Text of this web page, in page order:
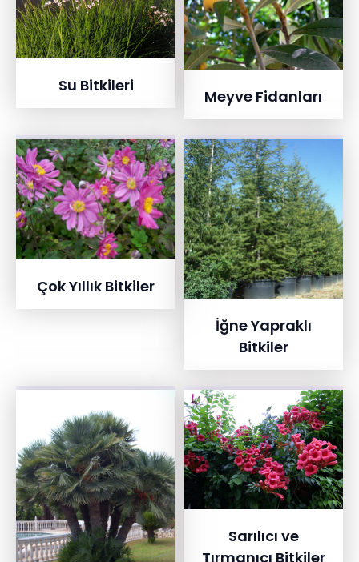
Su Bitkileri
Meyve Fidanları
Çok Yıllık Bitkiler
İğne Yapraklı
Bitkiler
Sarılıcı ve
Tırmanıcı Bitkiler